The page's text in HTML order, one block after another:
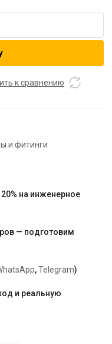
к сравнению
и фитинги
на инженерное
— подготовим
,Telegram)
и реальную